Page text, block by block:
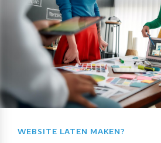
WEBSITE LATEN MAKEN?​​​​​​​​​​​​​​